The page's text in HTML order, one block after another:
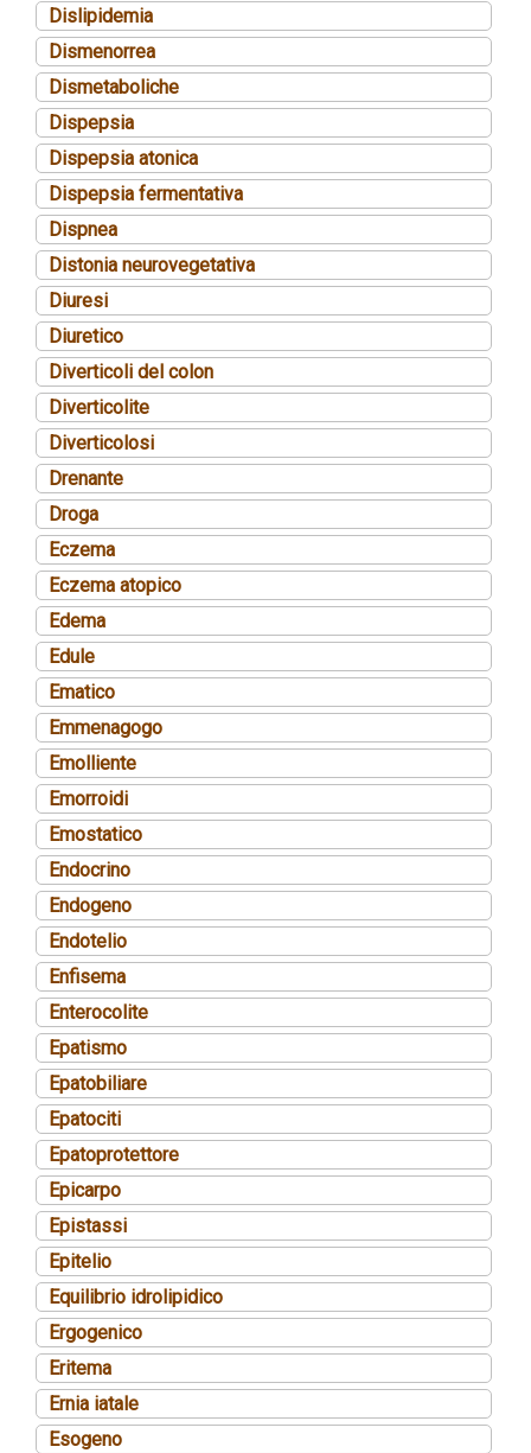
Dislipidemia
Dismenorrea
Dismetaboliche
Dispepsia
Dispepsia atonica
Dispepsia fermentativa
Dispnea
Distonia neurovegetativa
Diuresi
Diuretico
Diverticoli del colon
Diverticolite
Diverticolosi
Drenante
Droga
Eczema
Eczema atopico
Edema
Edule
Ematico
Emmenagogo
Emolliente
Emorroidi
Emostatico
Endocrino
Endogeno
Endotelio
Enfisema
Enterocolite
Epatismo
Epatobiliare
Epatociti
Epatoprotettore
Epicarpo
Epistassi
Epitelio
Equilibrio idrolipidico
Ergogenico
Eritema
Ernia iatale
Esogeno